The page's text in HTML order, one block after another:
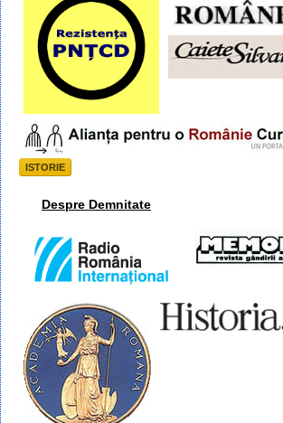
ISTORIE
Despre Demnitate